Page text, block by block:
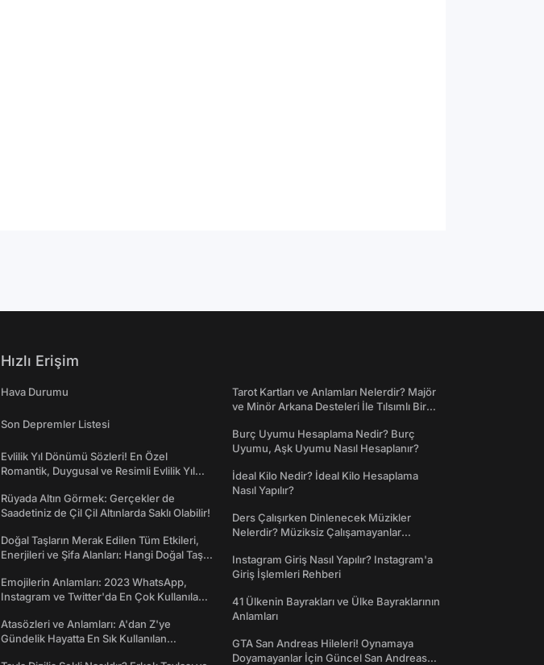
Hızlı Erişim
Hava Durumu
Son Depremler Listesi
Evlilik Yıl Dönümü Sözleri! En Özel
Romantik, Duygusal ve Resimli Evlilik Yıl
Rüyada Altın Görmek: Gerçekler de
Saadetiniz de Çil Çil Altınlarda Saklı Olabilir!
Doğal Taşların Merak Edilen Tüm Etkileri,
Enerjileri ve Şifa Alanları: Hangi Doğal Taş
Emojilerin Anlamları: 2023 WhatsApp,
Instagram ve Twitter'da En Çok Kullanılan
Atasözleri ve Anlamları: A'dan Z'ye
Gündelik Hayatta En Sık Kullanılan
Tarot Kartları ve Anlamları Nelerdir? Majör
ve Minör Arkana Desteleri İle Tılsımlı Bir
Burç Uyumu Hesaplama Nedir? Burç
Uyumu, Aşk Uyumu Nasıl Hesaplanır?
İdeal Kilo Nedir? İdeal Kilo Hesaplama
Nasıl Yapılır?
Ders Çalışırken Dinlenecek Müzikler
Nelerdir? Müziksiz Çalışamayanlar
Instagram Giriş Nasıl Yapılır? Instagram'a
Giriş İşlemleri Rehberi
41 Ülkenin Bayrakları ve Ülke Bayraklarının
Anlamları
GTA San Andreas Hileleri! Oynamaya
Doyamayanlar İçin Güncel San Andreas